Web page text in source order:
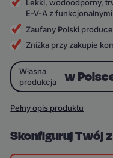
Lekki, wodoodporny,
E-V-A z
Zaufany Polski
Zniżka przy zakupie
Skonfiguruj Twój
Własna
produkcja
w
Pełny opis produktu